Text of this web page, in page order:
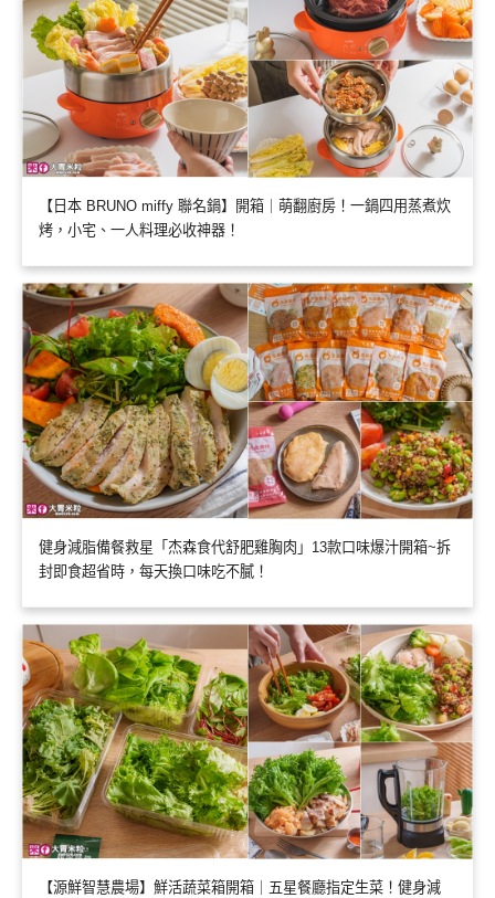
【日本 BRUNO miffy 聯名鍋】開箱｜萌翻廚房！一鍋四用蒸煮炊
烤，小宅、一人料理必收神器！
健身減脂備餐救星「杰森食代舒肥雞胸肉」13款口味爆汁開箱~拆
封即食超省時，每天換口味吃不膩！
【源鮮智慧農場】鮮活蔬菜箱開箱｜五星餐廳指定生菜！健身減